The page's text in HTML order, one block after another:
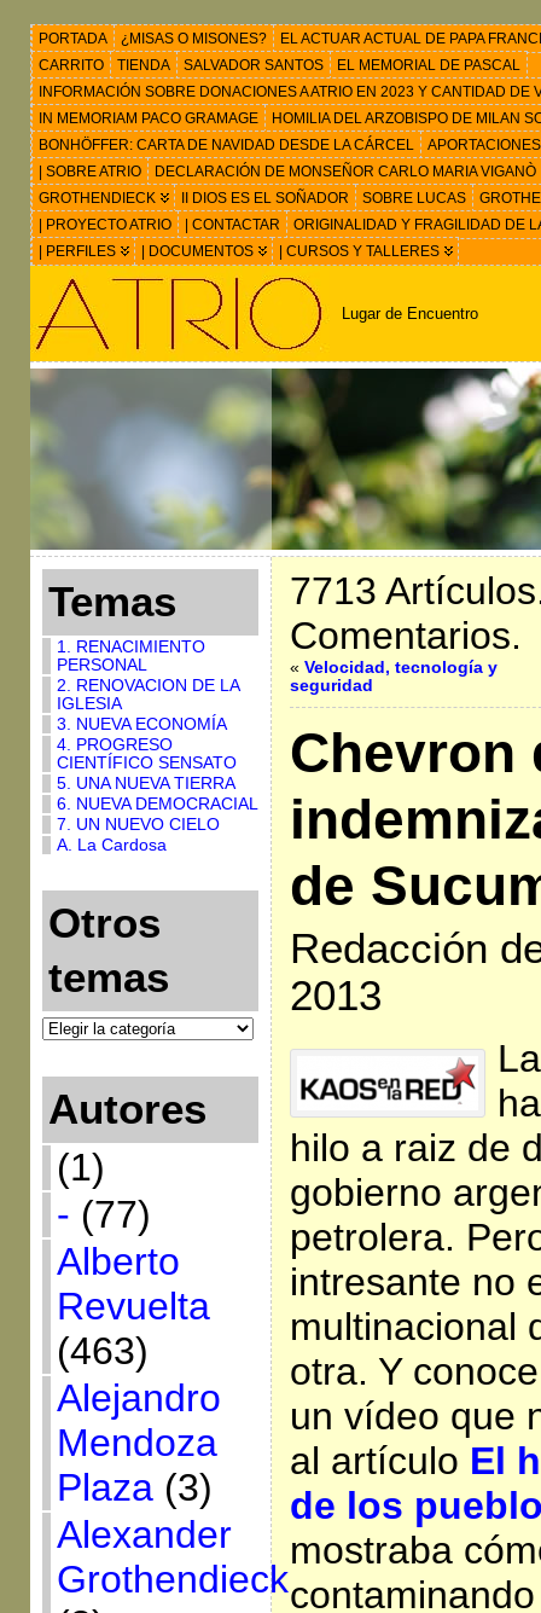
PORTADA ¿MISAS O MISONES?
EL ACTUAR ACTUAL DE PAPA
CARRITO
TIENDA SALVADOR SANTOS
EL MEMORIAL DE PASCAL
INFORMACIÓN SOBRE DONACIONES A ATRIO EN 2023 Y CANTIDAD
IN MEMORIAM PACO GRAMAGE
HOMILIA DEL ARZOBISPO DE MILAN
BONHÖFFER: CARTA DE NAVIDAD DESDE LA CÁRCEL
| SOBRE ATRIO
DECLARACIÓN DE MONSEÑOR CARLO MARIA VIGANÒ
GROTHENDIECK
II DIOS ES EL SOÑADOR SOBRE LUCAS
| PROYECTO ATRIO
| CONTACTAR
ORIGINALIDAD Y FRAGILIDAD DE
| PERFILES
| DOCUMENTOS | CURSOS Y TALLERES
Lugar de Encuentro
Temas
1. RENACIMIENTO
PERSONAL
2. RENOVACION DE LA
IGLESIA
3. NUEVA ECONOMÍA
4. PROGRESO
CIENTÍFICO SENSATO
5. UNA NUEVA TIERRA
6. NUEVA DEMOCRACIAL
7. UN NUEVO CIELO
A. La Cardosa
Otros
temas
Autores
(1)
- (77)
Alberto
Revuelta
(463)
Alejandro
Mendoza
Plaza(3)
Alexander
Grothendieck
7713
Comentarios.
« Velocidad, tecnología y
seguridad
Chevron
de
Redacción
2013
hilo a raiz de
gobierno
petrolera.
intresante no
multinacional
otra. Y
un vídeo que
al artículo El
de los
mostraba